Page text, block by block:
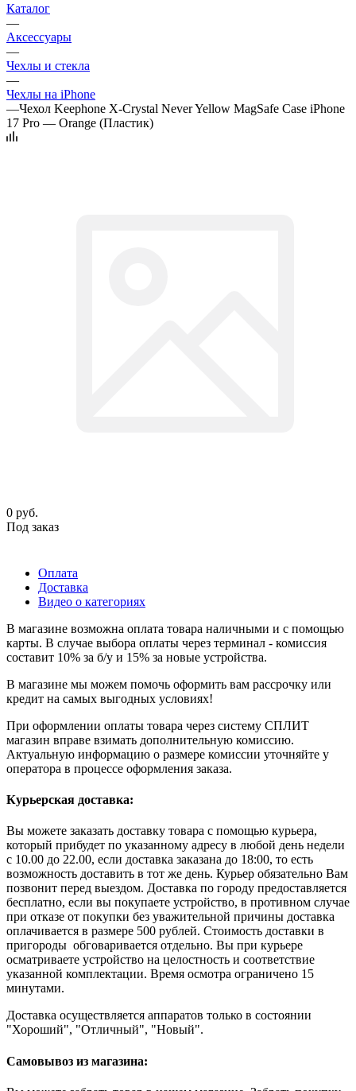
Каталог
—
Аксессуары
—
Чехлы и стекла
—
Чехлы на iPhone
—Чехол Keephone X-Crystal Never Yellow MagSafe Case iPhone
17 Pro — Orange (Пластик)
0 руб.
Под заказ
Оплата
Доставка
Видео о категориях
В магазине возможна оплата товара наличными и с помощью
карты. В случае выбора оплаты через терминал - комиссия
составит 10% за б/у и 15% за новые устройства.
В магазине мы можем помочь оформить вам рассрочку или
кредит на самых выгодных условиях!
При оформлении оплаты товара через систему СПЛИТ
магазин вправе взимать дополнительную комиссию.
Актуальную информацию о размере комиссии уточняйте у
оператора в процессе оформления заказа.
Курьерская доставка:
Вы можете заказать доставку товара с помощью курьера,
который прибудет по указанному адресу в любой день недели
с 10.00 до 22.00, если доставка заказана до 18:00, то есть
возможность доставить в тот же день. Курьер обязательно Вам
позвонит перед выездом. Доставка по городу предоставляется
бесплатно, если вы покупаете устройство, в противном случае
при отказе от покупки без уважительной причины доставка
оплачивается в размере 500 рублей. Стоимость доставки в
пригороды обговаривается отдельно. Вы при курьере
осматриваете устройство на целостность и соответствие
указанной комплектации. Время осмотра ограничено 15
минутами.
Доставка осуществляется аппаратов только в состоянии
"Хороший", "Отличный", "Новый".
Самовывоз из магазина: